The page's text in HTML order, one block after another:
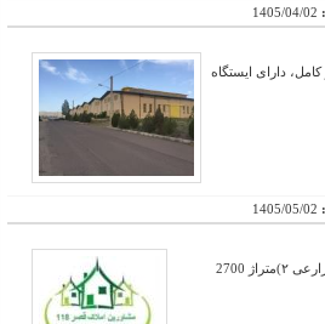
1405/04/02
کیلو وات تابلو برق ها تجهیز کامل، دارای ایستگاه
1405/05/02
1)متراژ باغ : ۱۶ هکتار با درختان سیب و گلابی و چنار و ... حدود 6 هکتار و 10 هکتار قابل گشت ( لوبیا و .... ) باکاربری زارعی ۲)متراژ 2700